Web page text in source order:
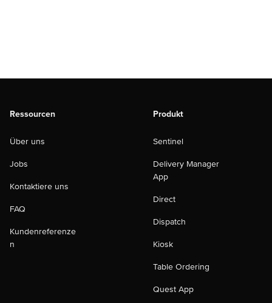
Ressourcen
Über uns
Jobs
Kontaktiere uns
FAQ
Kundenreferenze
n
Produkt
Sentinel
Delivery Manager
App
Direct
Dispatch
Kiosk
Table Ordering
Quest App